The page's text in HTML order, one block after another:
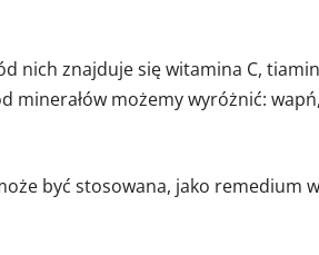
nich znajduje się witamina C,
minerałów możemy wyróżnić: wapń,
być stosowana, jako remedium w